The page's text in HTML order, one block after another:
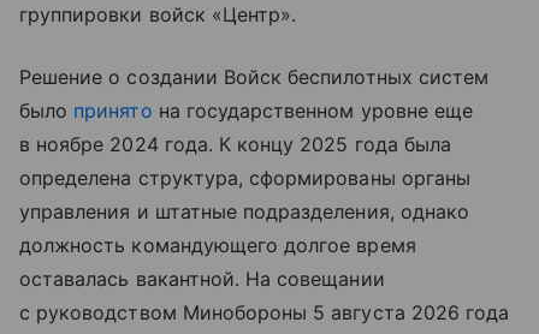
группировки войск «Центр».
Решение о создании Войск беспилотных систем
было принято на государственном уровне еще
в ноябре 2024 года. К концу 2025 года была
определена структура, сформированы органы
управления и штатные подразделения, однако
должность командующего долгое время
оставалась вакантной. На совещании
с руководством Минобороны 5 августа 2026 года